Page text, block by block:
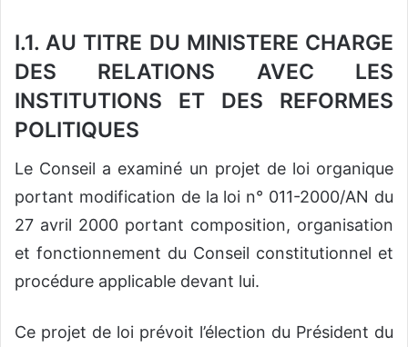
I.1. AU TITRE DU MINISTERE CHARGE
DES RELATIONS AVEC LES
INSTITUTIONS ET DES REFORMES
POLITIQUES
Le Conseil a examiné un projet de loi organique
portant modification de la loi n° 011-2000/AN du
27 avril 2000 portant composition, organisation
et fonctionnement du Conseil constitutionnel et
procédure applicable devant lui.
Ce projet de loi prévoit l’élection du Président du